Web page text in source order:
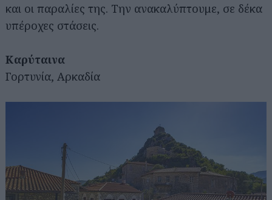
και οι παραλίες της. Την ανακαλύπτουμε, σε δέκα
υπέροχες στάσεις.
Καρύταινα
Γορτυνία, Αρκαδία